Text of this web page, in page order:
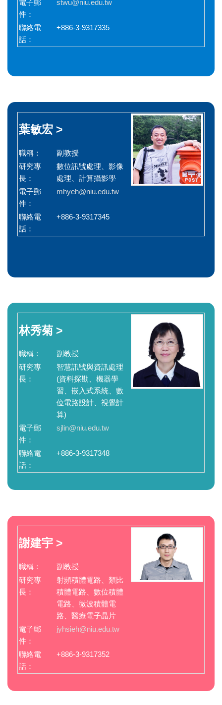
電子郵
件：
stwu@niu.edu.tw
聯絡電
話：
+886-3-9317335
葉敏宏 >
職稱：
副教授
研究專
長：
數位訊號處理、影像
處理、計算攝影學
電子郵
件：
mhyeh@niu.edu.tw
聯絡電
話：
+886-3-9317345
林秀菊 >
職稱：
副教授
研究專
長：
智慧訊號與資訊處理
(資料探勘、機器學
習、嵌入式系統、數
位電路設計、視覺計
算)
電子郵
件：
sjlin@niu.edu.tw
聯絡電
話：
+886-3-9317348
謝建宇 >
職稱：
副教授
研究專
長：
射頻積體電路、類比
積體電路、數位積體
電路、微波積體電
路、醫療電子晶片
電子郵
件：
jyhsieh@niu.edu.tw
聯絡電
話：
+886-3-9317352